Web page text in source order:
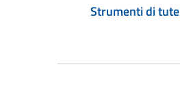
Strumenti di